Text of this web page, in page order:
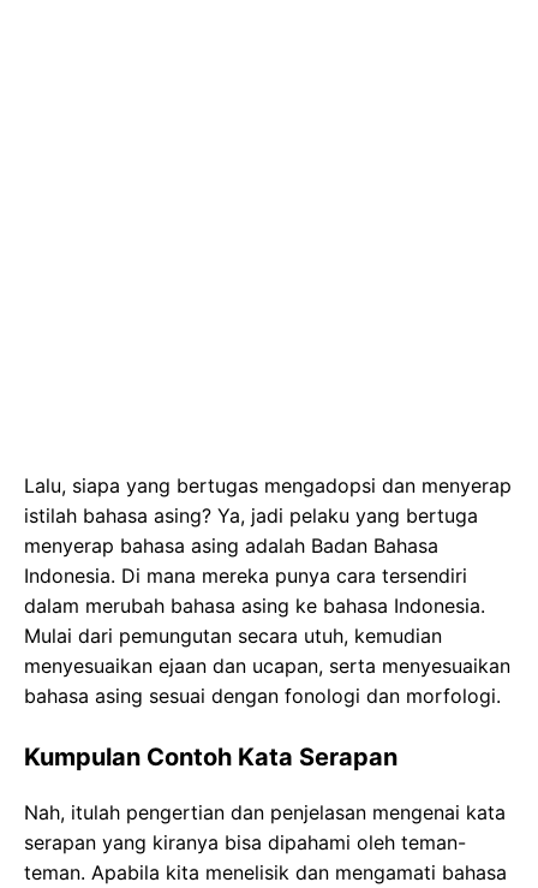
Lalu, siapa yang bertugas mengadopsi dan menyerap
istilah bahasa asing? Ya, jadi pelaku yang bertuga
menyerap bahasa asing adalah Badan Bahasa
Indonesia. Di mana mereka punya cara tersendiri
dalam merubah bahasa asing ke bahasa Indonesia.
Mulai dari pemungutan secara utuh, kemudian
menyesuaikan ejaan dan ucapan, serta menyesuaikan
bahasa asing sesuai dengan fonologi dan morfologi.
Kumpulan Contoh Kata Serapan
Nah, itulah pengertian dan penjelasan mengenai kata
serapan yang kiranya bisa dipahami oleh teman-
teman. Apabila kita menelisik dan mengamati bahasa